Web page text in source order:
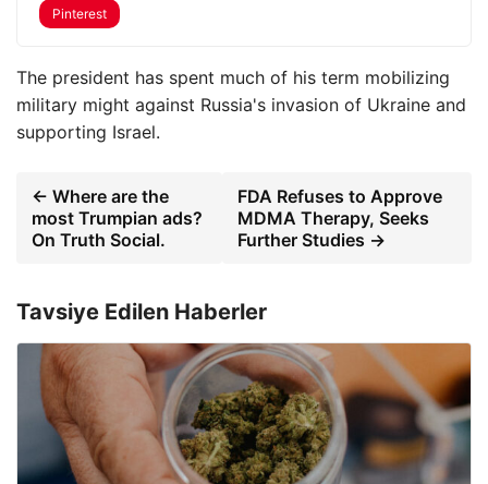
Pinterest
The president has spent much of his term mobilizing
military might against Russia's invasion of Ukraine and
supporting Israel.
← Where are the
most Trumpian ads?
On Truth Social.
FDA Refuses to Approve
MDMA Therapy, Seeks
Further Studies →
Tavsiye Edilen Haberler